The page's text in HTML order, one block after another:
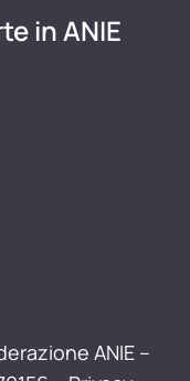
in ANIE
ANIE –